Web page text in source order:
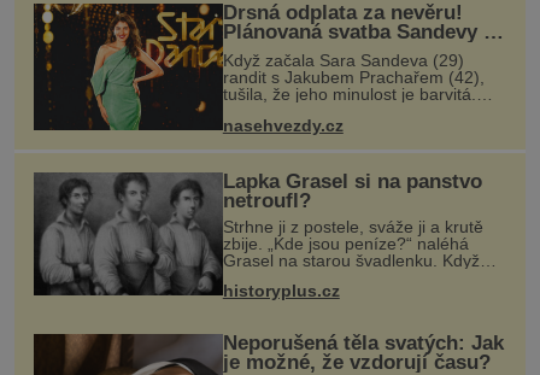
Drsná odplata za nevěru!
Plánovaná svatba Sandevy a
Prachaře začíná být v
ohrožení!
Když začala Sara Sandeva (29)
randit s Jakubem Prachařem (42),
tušila, že jeho minulost je barvitá.
konečně změní. To se ale asi
nasehvezdy.cz
Lapka Grasel si na panstvo
netroufl?
Strhne ji z postele, sváže ji a krutě
zbije. „Kde jsou peníze?“ naléhá
Grasel na starou švadlenku. Když
nemůže, protože žádné nemá,
historyplus.cz
Neporušená těla svatých: Jak
je možné, že vzdorují času?